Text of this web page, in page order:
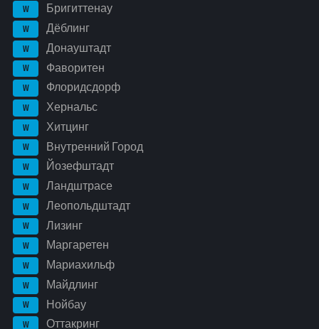
W Бригиттенау
W Дёблинг
W Донауштадт
W Фаворитен
W Флоридсдорф
W Хернальс
W Хитцинг
W Внутренний Город
W Йозефштадт
W Ландштрасе
W Леопольдштадт
W Лизинг
W Маргаретен
W Мариахильф
W Майдлинг
W Нойбау
W Оттакринг